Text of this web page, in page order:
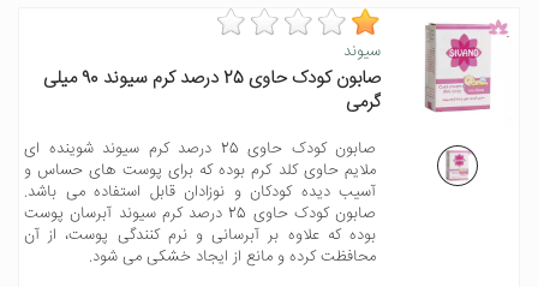
سیوند
صابون کودک حاوی 25 درصد کرم سیوند 90 میلی
گرمی
صابون کودک حاوی 25 درصد کرم سیوند شوینده ای
ملایم حاوی کلد کرم بوده که برای پوست های حساس و
آسیب دیده کودکان و نوزادان قابل استفاده می باشد.
صابون کودک حاوی 25 درصد کرم سیوند آبرسان پوست
بوده که علاوه بر آبرسانی و نرم کنندگی پوست، از آن
محافظت کرده و مانع از ایجاد خشکی می شود.